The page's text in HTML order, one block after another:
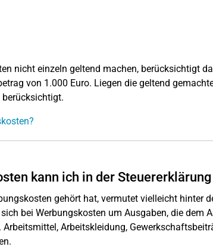
nicht einzeln geltend machen, berücksichtigt
von 1.000 Euro. Liegen die geltend
kann ich in der
gehört hat, vermutet vielleicht hinter
bei Werbungskosten um Ausgaben, die dem
Arbeitskleidung,